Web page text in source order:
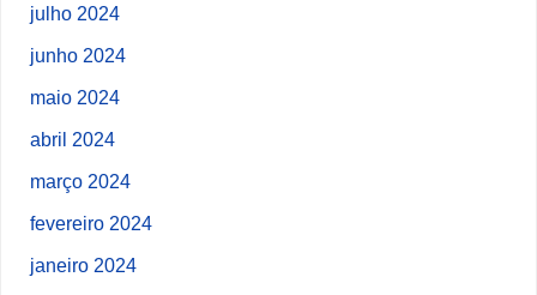
julho 2024
junho 2024
maio 2024
abril 2024
março 2024
fevereiro 2024
janeiro 2024